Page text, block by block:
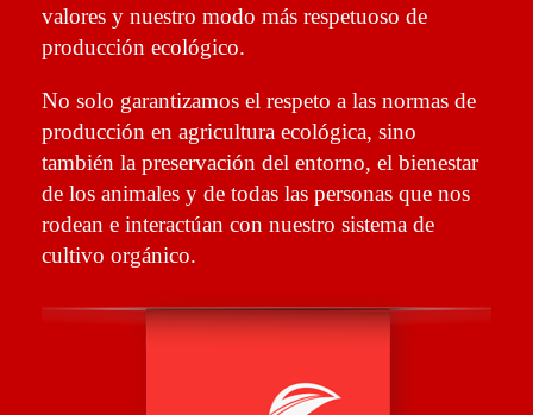
valores y nuestro modo más respetuoso de
producción ecológico.
No solo garantizamos el respeto a las normas de
producción en agricultura ecológica, sino
también la preservación del entorno, el bienestar
de los animales y de todas las personas que nos
rodean e interactúan con nuestro sistema de
cultivo orgánico.